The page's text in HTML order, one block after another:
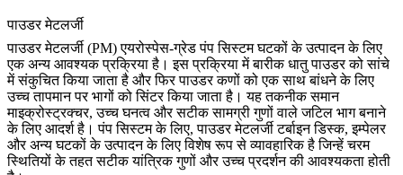
पाउडर मेटलर्जी
पाउडर मेटलर्जी (PM) एयरोस्पेस-ग्रेड पंप सिस्टम घटकों के उत्पादन के लिए
एक अन्य आवश्यक प्रक्रिया है। इस प्रक्रिया में बारीक धातु पाउडर को सांचे
में संकुचित किया जाता है और फिर पाउडर कणों को एक साथ बांधने के लिए
उच्च तापमान पर भागों को सिंटर किया जाता है। यह तकनीक समान
माइक्रोस्ट्रक्चर, उच्च घनत्व और सटीक सामग्री गुणों वाले जटिल भाग बनाने
के लिए आदर्श है। पंप सिस्टम के लिए, पाउडर मेटलर्जी टर्बाइन डिस्क, इम्पेलर
और अन्य घटकों के उत्पादन के लिए विशेष रूप से व्यावहारिक है जिन्हें चरम
स्थितियों के तहत सटीक यांत्रिक गुणों और उच्च प्रदर्शन की आवश्यकता होती